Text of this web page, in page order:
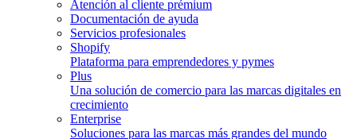
Atención al cliente prémium
Documentación de ayuda
Servicios profesionales
Shopify
Plataforma para emprendedores y pymes
Plus
Una solución de comercio para las marcas digitales en
crecimiento
Enterprise
Soluciones para las marcas más grandes del mundo